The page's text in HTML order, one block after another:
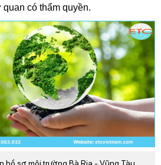
có thẩm quyền.